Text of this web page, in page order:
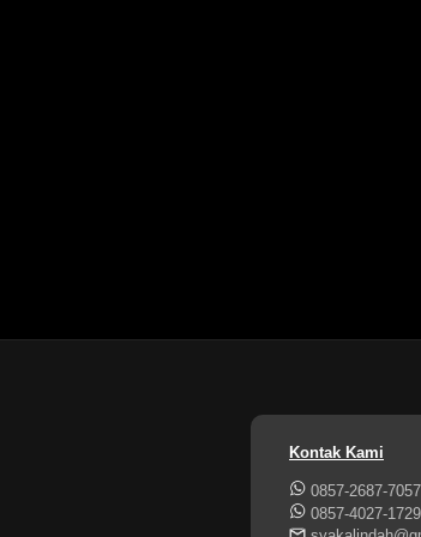
Kontak Kami
0857-2687-
0857-4027-